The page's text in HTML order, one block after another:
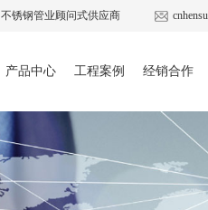
不锈钢管业顾问式供应商
产品中心 工程案例 经销合作